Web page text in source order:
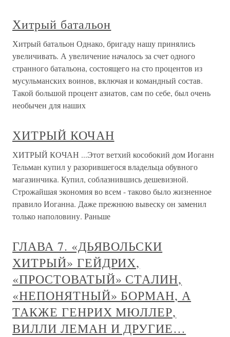
Хитрый батальон
Хитрый батальон Однако, бригаду нашу принялись
увеличивать. А увеличение началось за счет одного
странного батальона, состоящего на сто процентов из
мусульманских воинов, включая и командный состав.
Такой большой процент азиатов, сам по себе, был очень
необычен для наших
ХИТРЫЙ КОЧАН
ХИТРЫЙ КОЧАН ...Этот ветхий кособокий дом Иоганн
Тельман купил у разорившегося владельца обувного
магазинчика. Купил, соблазнившись дешевизной.
Строжайшая экономия во всем - таково было жизненное
правило Иоганна. Даже прежнюю вывеску он заменил
только наполовину. Раньше
ГЛАВА 7. «ДЬЯВОЛЬСКИ
ХИТРЫЙ» ГЕЙДРИХ,
«ПРОСТОВАТЫЙ» СТАЛИН,
«НЕПОНЯТНЫЙ» БОРМАН, А
ТАКЖЕ ГЕНРИХ МЮЛЛЕР,
ВИЛЛИ ЛЕМАН И ДРУГИЕ…